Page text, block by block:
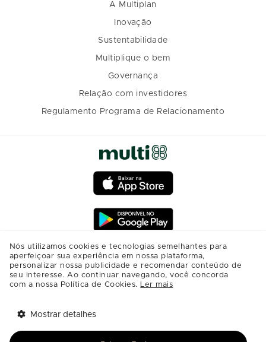
A Multiplan
Inovação
Sustentabilidade
Multiplique o bem
Governança
Relação com investidores
Regulamento Programa de Relacionamento
Nós utilizamos cookies e tecnologias semelhantes para
aperfeiçoar sua experiência em nossa plataforma,
personalizar nossa publicidade e recomendar conteúdo de
seu interesse. Ao continuar navegando, você concorda
com a nossa Política de Cookies. Ler mais
Mostrar detalhes
esperando por você!
Abrir